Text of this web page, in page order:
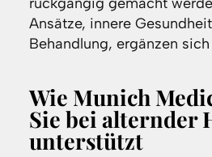
Ansätze, innere
Behandlung, ergänzen
Wie Munich
Sie bei alternder
unterstützt